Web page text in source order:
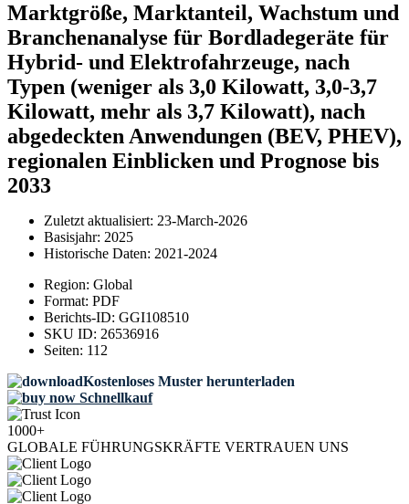
Marktgröße, Marktanteil, Wachstum und
Branchenanalyse für Bordladegeräte für
Hybrid- und Elektrofahrzeuge, nach
Typen (weniger als 3,0 Kilowatt, 3,0-3,7
Kilowatt, mehr als 3,7 Kilowatt), nach
abgedeckten Anwendungen (BEV, PHEV),
regionalen Einblicken und Prognose bis
2033
Zuletzt aktualisiert: 23-March-2026
Basisjahr: 2025
Historische Daten: 2021-2024
Region: Global
Format: PDF
Berichts-ID: GGI108510
SKU ID: 26536916
Seiten: 112
Kostenloses Muster herunterladen
Schnellkauf
1000+
GLOBALE FÜHRUNGSKRÄFTE VERTRAUEN UNS